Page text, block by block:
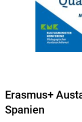
Erasmus+
Spanien